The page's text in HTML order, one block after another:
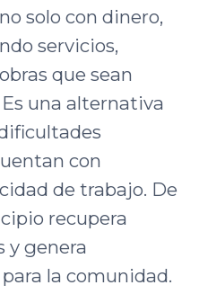
solo con dinero,
servicios,
que sean
una alternativa
con
de trabajo. De
recupera
y genera
la comunidad.